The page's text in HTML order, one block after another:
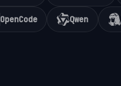
OpenCode Qwen